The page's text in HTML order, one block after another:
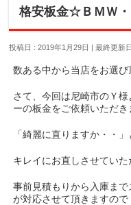
格安板金☆ＢＭＷ
投稿日 : 2019年1月29日 最終更新
数ある中から当店をお選
さて、今回は尼崎市のＹ
ーの板金をご依頼いただき
「綺麗に直りますか・・
キレイにお直しさせていた
事前見積もりから入庫ま
が対応させて頂きますので